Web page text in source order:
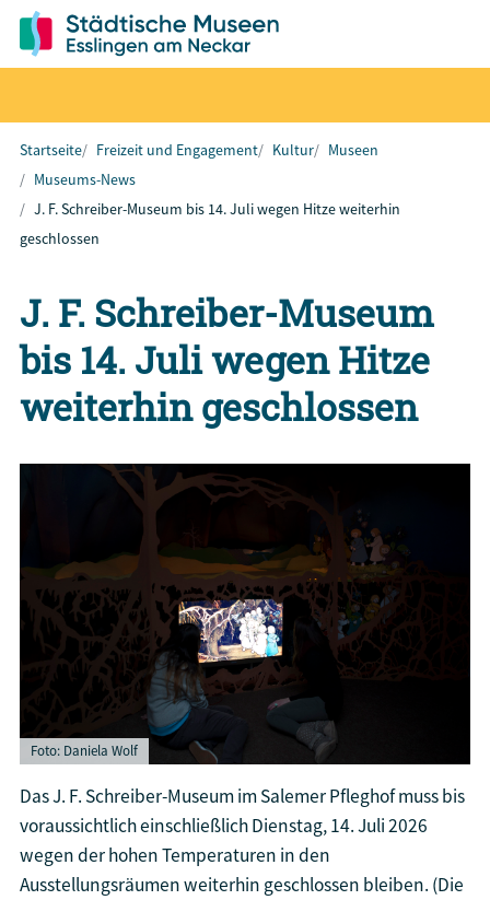
Startseite Freizeit und Engagement Kultur
Museen
Museums-News
J. F. Schreiber-Museum bis 14. Juli wegen Hitze weiterhin
geschlossen
J. F. Schreiber-Museum
bis 14. Juli wegen Hitze
weiterhin geschlossen
Foto: Daniela Wolf
Das J. F. Schreiber-Museum im Salemer Pfleghof muss bis
voraussichtlich einschließlich Dienstag, 14. Juli 2026
wegen der hohen Temperaturen in den
Ausstellungsräumen weiterhin geschlossen bleiben. (Die